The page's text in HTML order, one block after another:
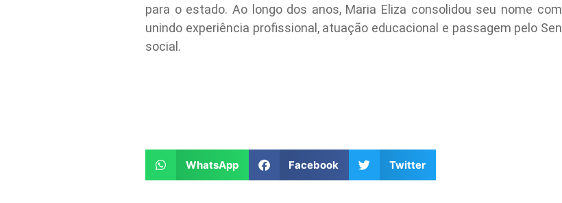
para o estado. Ao longo dos anos, Maria Eliza consolidou seu nome
unindo experiência profissional, atuação educacional e passagem pelo
social.
WhatsApp Facebook Twitter